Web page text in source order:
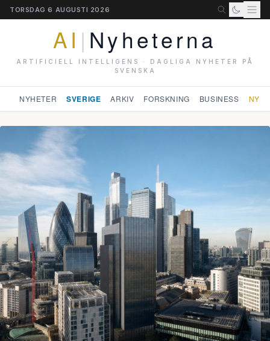
TORSDAG 6 AUGUSTI 2026
AI | Nyheterna
ARTIFICIELL INTELLIGENS · DAGLIGA NYHETER PÅ
SVENSKA
NYHETER SVERIGE ARKIV FORSKNING BUSINESS